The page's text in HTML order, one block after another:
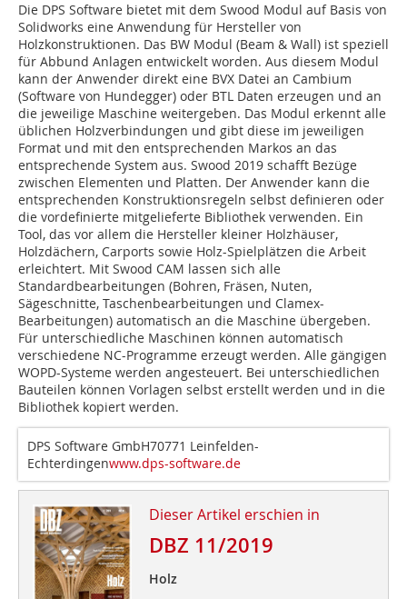
Die DPS Software bietet mit dem Swood Modul auf Basis von
Solidworks eine Anwendung für Hersteller von
Holzkonstruktionen. Das BW Modul (Beam & Wall) ist speziell
für Abbund Anlagen entwickelt worden. Aus diesem Modul
kann der Anwender direkt eine BVX Datei an Cambium
(Software von Hundegger) oder BTL Daten erzeugen und an
die jeweilige Maschine weitergeben. Das Modul erkennt alle
üblichen Holzverbindungen und gibt diese im jeweiligen
Format und mit den entsprechenden Markos an das
entsprechende System aus. Swood 2019 schafft Bezüge
zwischen Elementen und Platten. Der Anwender kann die
entsprechenden Konstruktionsregeln selbst definieren oder
die vordefinierte mitgelieferte Bibliothek verwenden. Ein
Tool, das vor allem die Hersteller kleiner Holzhäuser,
Holzdächern, Carports sowie Holz-Spielplätzen die ­Arbeit
erleichtert. Mit Swood CAM lassen sich alle
Standardbearbeitungen (Bohren, Fräsen, Nuten,
Sägeschnitte, Taschenbearbeitungen und Clamex-
Bearbeitungen) automatisch an die Maschine übergeben.
Für unterschiedliche Maschinen können automatisch
verschiedene NC-Programme erzeugt werden. Alle gängigen
WOPD-Systeme werden angesteuert. Bei unterschiedlichen
Bauteilen können Vorlagen selbst erstellt werden und in die
Bibliothek kopiert werden.
DPS Software GmbH70771 Leinfelden-
Echterdingenwww.dps-software.de
Dieser Artikel erschien in
DBZ 11/2019
Holz